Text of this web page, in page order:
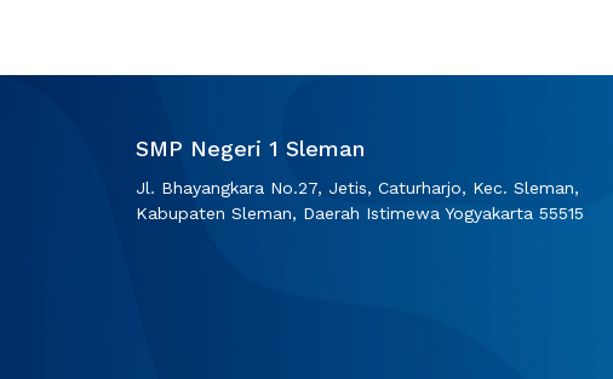
SMP Negeri 1 Sleman
Jl. Bhayangkara No.27, Jetis, Caturharjo, Kec. Sleman,
Kabupaten Sleman, Daerah Istimewa Yogyakarta 55515